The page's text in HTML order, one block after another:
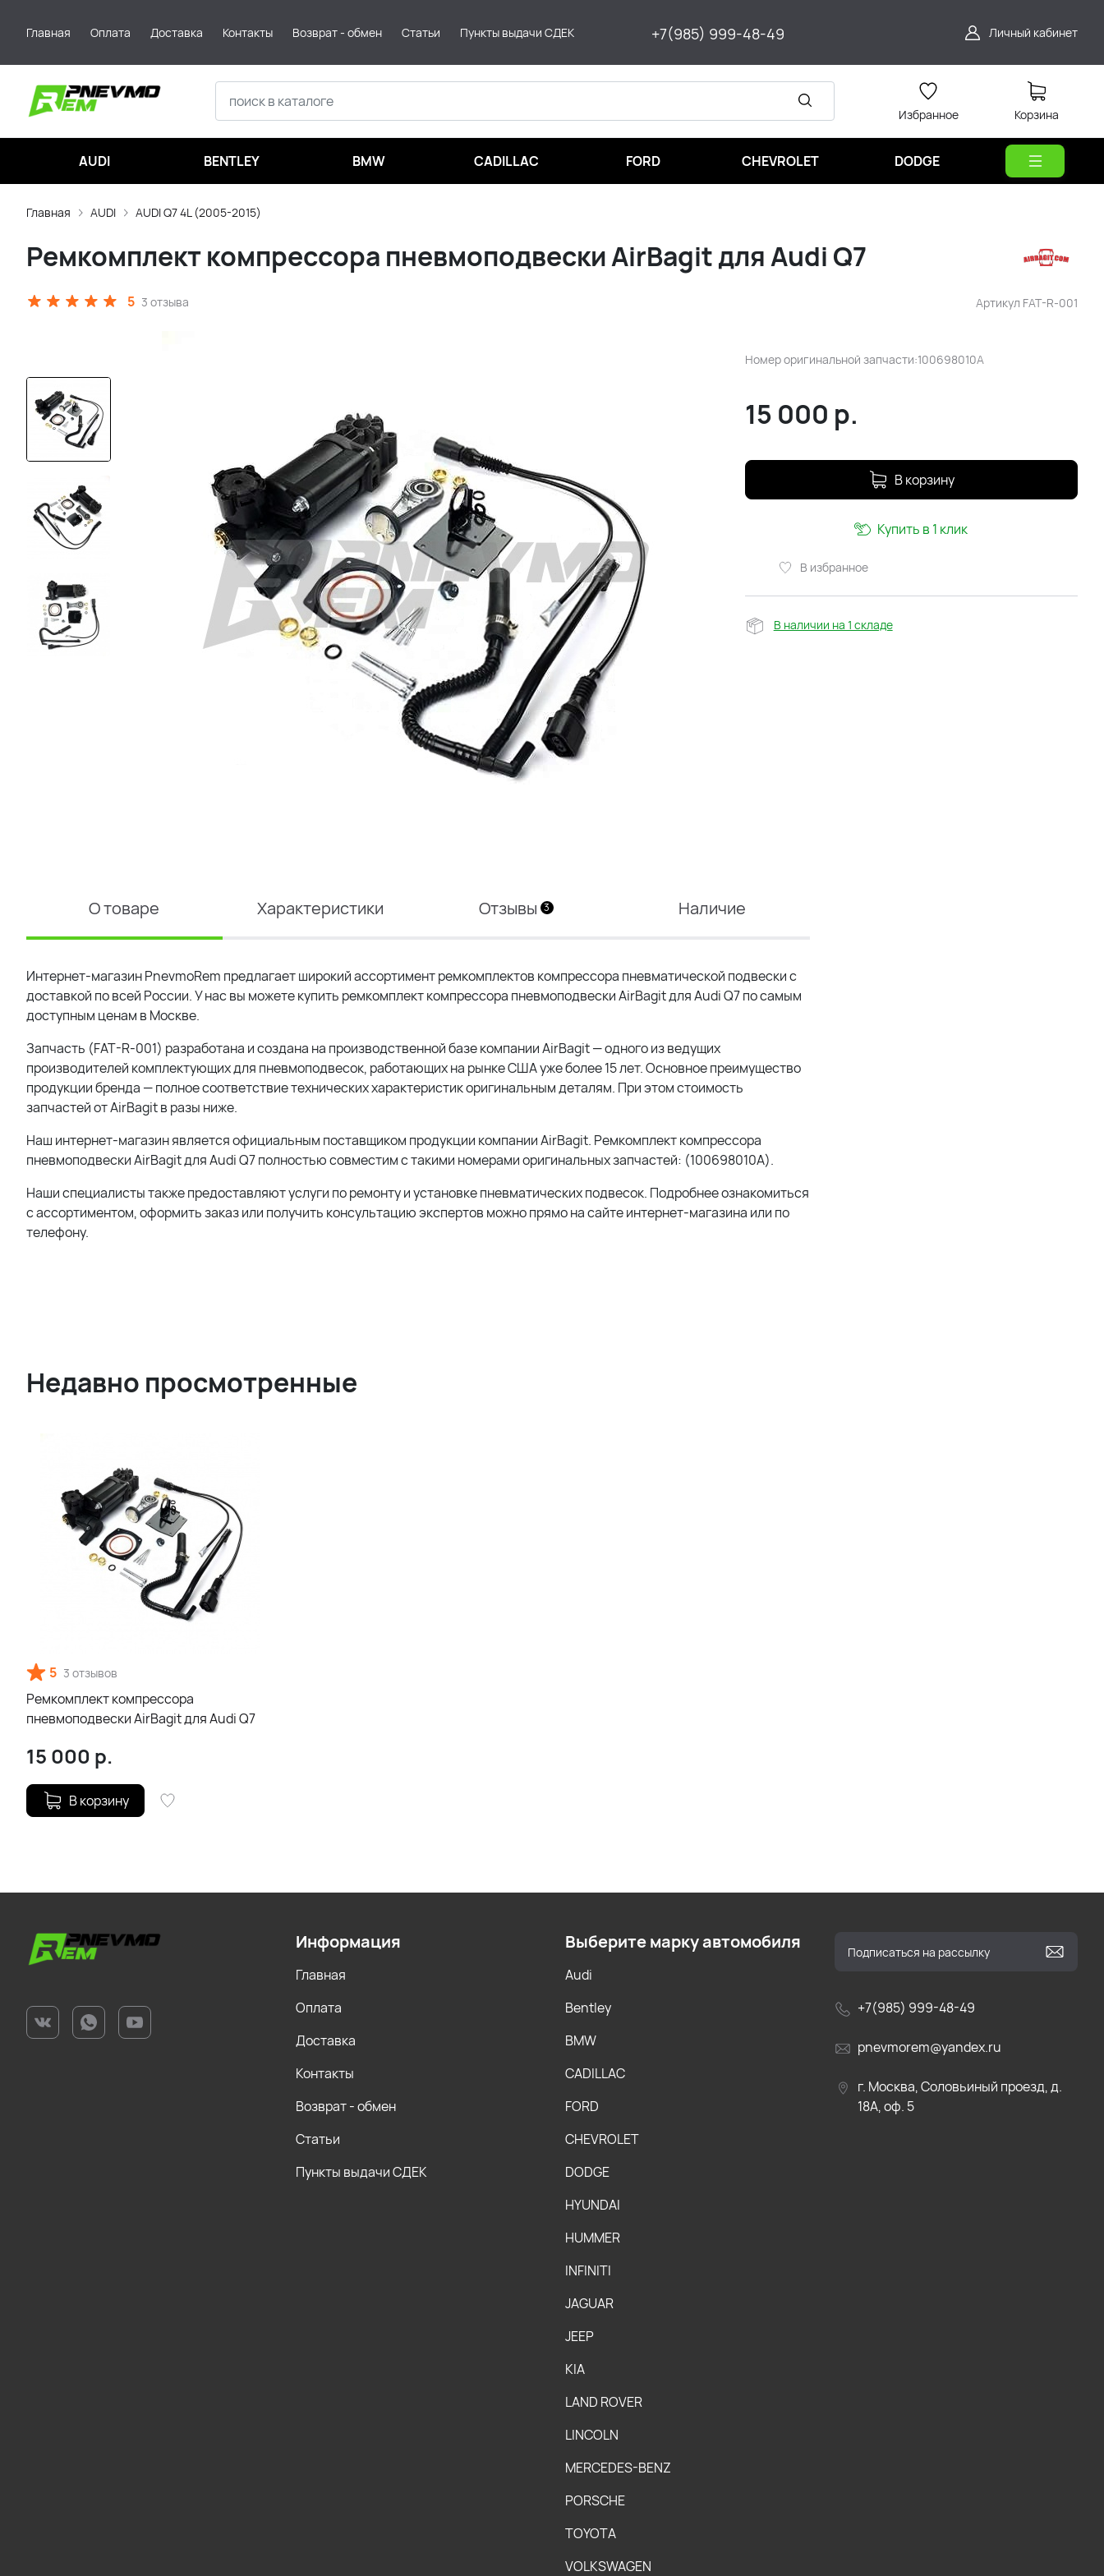
Главная Оплата Доставка Контакты Возврат - обмен Статьи Пункты выдачи СДЕК +7(985) 999-48-49 Личный кабинет
Избранное Корзина
AUDI BENTLEY BMW CADILLAC FORD CHEVROLET DODGE
Главная AUDI AUDI Q7 4L (2005-2015)
Артикул FAT-R-001
Ремкомплект компрессора пневмоподвески AirBagit для Audi Q7
5 3 отзыва
Номер оригинальной запчасти:100698010A
15 000 р.
В корзину
В избранное
Купить в 1 клик
В наличии на 1 складе
О товаре Характеристики Отзывы 3 Наличие
Интернет-магазин PnevmoRem предлагает широкий ассортимент ремкомплектов компрессора пневматической подвески с
доставкой по всей России. У нас вы можете купить ремкомплект компрессора пневмоподвески AirBagit для Audi Q7 по самым
доступным ценам в Москве.
Запчасть (FAT-R-001) разработана и создана на производственной базе компании AirBagit — одного из ведущих
производителей комплектующих для пневмоподвесок, работающих на рынке США уже более 15 лет. Основное преимущество
продукции бренда — полное соответствие технических характеристик оригинальным деталям. При этом стоимость
запчастей от AirBagit в разы ниже.
Наш интернет-магазин является официальным поставщиком продукции компании AirBagit. Ремкомплект компрессора
пневмоподвески AirBagit для Audi Q7 полностью совместим с такими номерами оригинальных запчастей: (100698010A).
Наши специалисты также предоставляют услуги по ремонту и установке пневматических подвесок. Подробнее ознакомиться
с ассортиментом, оформить заказ или получить консультацию экспертов можно прямо на сайте интернет-магазина или по
телефону.
Недавно просмотренные
5 3 отзывов
Ремкомплект компрессора
пневмоподвески AirBagit для Audi Q7
15 000 р.
В корзину
+7(985) 999-48-49
pnevmorem@yandex.ru
г. Москва, Соловьиный проезд, д.
18А, оф. 5
Информация
Главная
Оплата
Доставка
Контакты
Возврат - обмен
Статьи
Пункты выдачи СДЕК
Выберите марку автомобиля
Audi
Bentley
BMW
CADILLAC
FORD
CHEVROLET
DODGE
HYUNDAI
HUMMER
INFINITI
JAGUAR
JEEP
KIA
LAND ROVER
LINCOLN
MERCEDES-BENZ
PORSCHE
TOYOTA
VOLKSWAGEN